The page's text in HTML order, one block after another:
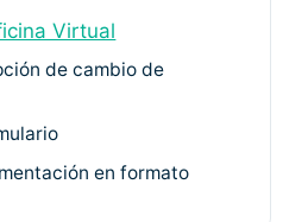
Virtual
de cambio de
en formato